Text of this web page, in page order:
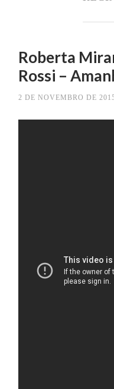
Roberta
Rossi –
2 DE NOVEMBRO DE